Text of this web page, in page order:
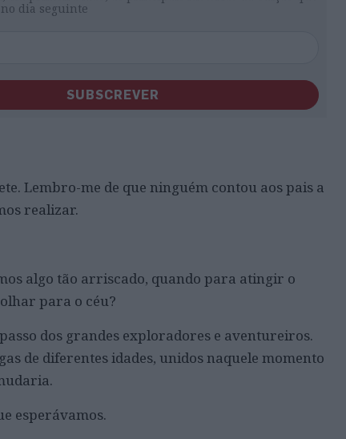
dia seguinte
SUBSCREVER
Lembro-me de que ninguém contou aos pais a
realizar.
algo tão arriscado, quando para atingir o
para o céu?
dos grandes exploradores e aventureiros.
de diferentes idades, unidos naquele momento
esperávamos.